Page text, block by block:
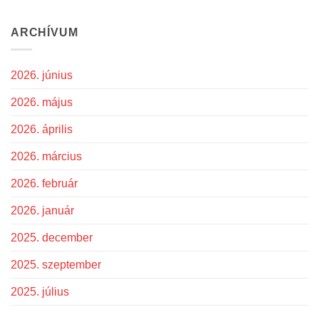
ARCHÍVUM
2026. június
2026. május
2026. április
2026. március
2026. február
2026. január
2025. december
2025. szeptember
2025. július